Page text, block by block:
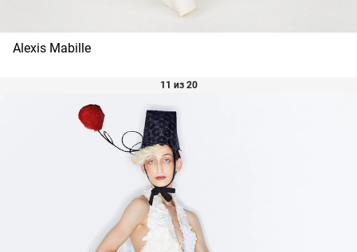
Alexis Mabille
11 из 20